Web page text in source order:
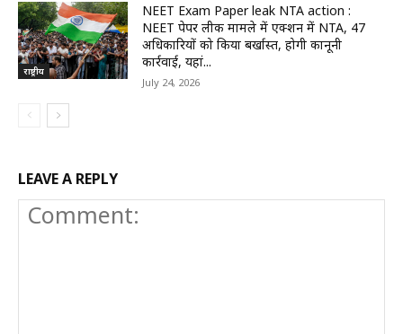
राष्ट्रीय
NEET Exam Paper leak NTA action :
NEET पेपर लीक मामले में एक्शन में NTA, 47
अधिकारियों को किया बर्खास्त, होगी कानूनी
कार्रवाई, यहां...
July 24, 2026
LEAVE A REPLY